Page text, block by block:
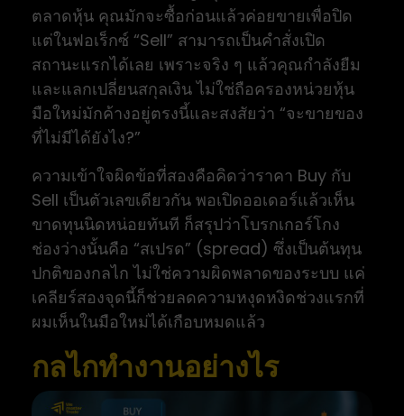
ตลาดหุ้น คุณมักจะซื้อก่อนแล้วค่อยขายเพื่อปิด
แต่ในฟอเร็กซ์ “Sell” สามารถเป็นคำสั่งเปิด
สถานะแรกได้เลย เพราะจริง ๆ แล้วคุณกำลังยืม
และแลกเปลี่ยนสกุลเงิน ไม่ใช่ถือครองหน่วยหุ้น
มือใหม่มักค้างอยู่ตรงนี้และสงสัยว่า “จะขายของ
ที่ไม่มีได้ยังไง?”
ความเข้าใจผิดข้อที่สองคือคิดว่าราคา Buy กับ
Sell เป็นตัวเลขเดียวกัน พอเปิดออเดอร์แล้วเห็น
ขาดทุนนิดหน่อยทันที ก็สรุปว่าโบรกเกอร์โกง
ช่องว่างนั้นคือ “สเปรด” (spread) ซึ่งเป็นต้นทุน
ปกติของกลไก ไม่ใช่ความผิดพลาดของระบบ แค่
เคลียร์สองจุดนี้ก็ช่วยลดความหงุดหงิดช่วงแรกที่
ผมเห็นในมือใหม่ได้เกือบหมดแล้ว
กลไกทำงานอย่างไร